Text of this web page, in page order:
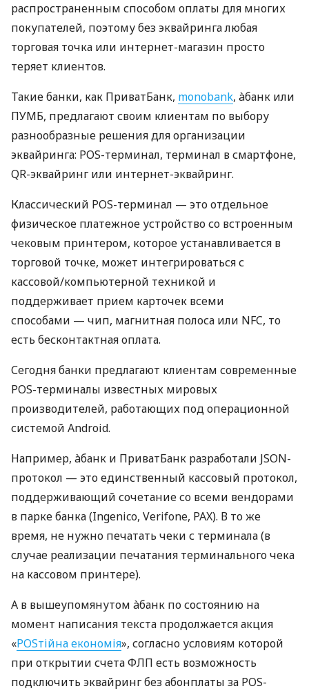
распространенным способом оплаты для многих
покупателей, поэтому без эквайринга любая
торговая точка или интернет-магазин просто
теряет клиентов.
Такие банки, как ПриватБанк, monobank, àбанк или
ПУМБ, предлагают своим клиентам по выбору
разнообразные решения для организации
эквайринга: POS-терминал, терминал в смартфоне,
QR-эквайринг или интернет-эквайринг.
Классический POS-терминал — это отдельное
физическое платежное устройство со встроенным
чековым принтером, которое устанавливается в
торговой точке, может интегрироваться с
кассовой/компьютерной техникой и
поддерживает прием карточек всеми
способами — чип, магнитная полоса или NFC, то
есть бесконтактная оплата.
Сегодня банки предлагают клиентам современные
POS-терминалы известных мировых
производителей, работающих под операционной
системой Android.
Например, àбанк и ПриватБанк разработали JSON-
протокол — это единственный кассовый протокол,
поддерживающий сочетание со всеми вендорами
в парке банка (Ingenico, Verifone, PAX). В то же
время, не нужно печатать чеки с терминала (в
случае реализации печатания терминального чека
на кассовом принтере).
А в вышеупомянутом àбанк по состоянию на
момент написания текста продолжается акция
«POSтійна економія», согласно условиям которой
при открытии счета ФЛП есть возможность
подключить эквайринг без абонплаты за POS-